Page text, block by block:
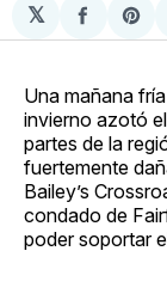
𝕏
en
on
Una mañana
invierno azotó
partes de la
fuertemente
Bailey’s
condado de
poder soportar